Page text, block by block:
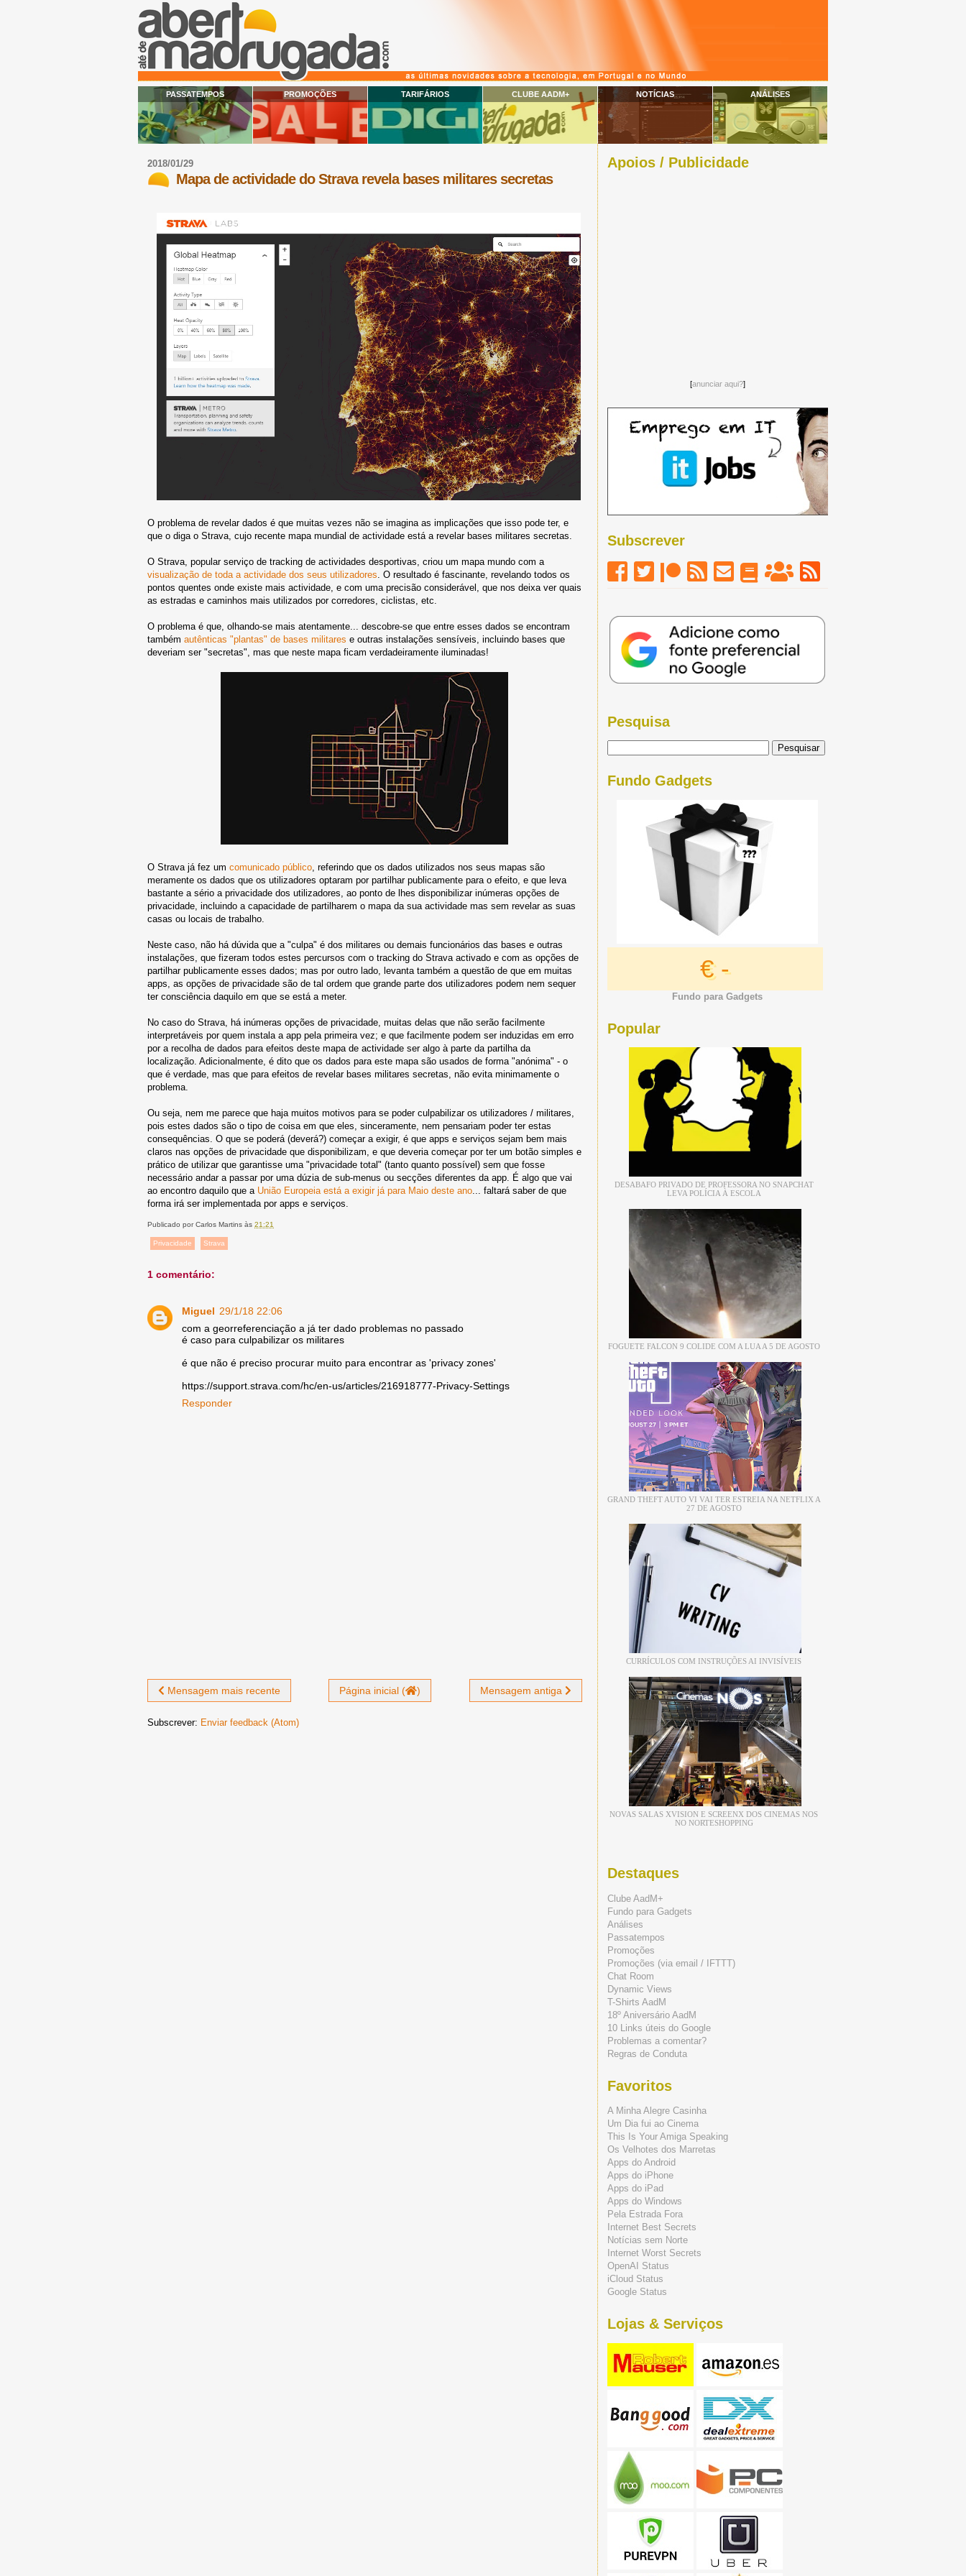
PASSATEMPOS PROMOÇÕES TARIFÁRIOS CLUBE AADM+ NOTÍCIAS ANÁLISES
2018/01/29
Mapa de actividade do Strava revela bases militares secretas
O problema de revelar dados é que muitas vezes não se imagina as implicações que isso pode ter, e
que o diga o Strava, cujo recente mapa mundial de actividade está a revelar bases militares secretas.
O Strava, popular serviço de tracking de actividades desportivas, criou um mapa mundo com a
visualização de toda a actividade dos seus utilizadores . O resultado é fascinante, revelando todos os
pontos quentes onde existe mais actividade, e com uma precisão considerável, que nos deixa ver quais
as estradas e caminhos mais utilizados por corredores, ciclistas, etc.
O problema é que, olhando-se mais atentamente... descobre-se que entre esses dados se encontram
também autênticas "plantas" de bases militares e outras instalações sensíveis, incluindo bases que
deveriam ser "secretas", mas que neste mapa ficam verdadeiramente iluminadas!
O Strava já fez um comunicado público , referindo que os dados utilizados nos seus mapas são
meramente os dados que os utilizadores optaram por partilhar publicamente para o efeito, e que leva
bastante a sério a privacidade dos utilizadores, ao ponto de lhes disponibilizar inúmeras opções de
privacidade, incluindo a capacidade de partilharem o mapa da sua actividade mas sem revelar as suas
casas ou locais de trabalho.
Neste caso, não há dúvida que a "culpa" é dos militares ou demais funcionários das bases e outras
instalações, que fizeram todos estes percursos com o tracking do Strava activado e com as opções de
partilhar publicamente esses dados; mas por outro lado, levanta também a questão de que em muitas
apps, as opções de privacidade são de tal ordem que grande parte dos utilizadores podem nem sequer
ter consciência daquilo em que se está a meter.
No caso do Strava, há inúmeras opções de privacidade, muitas delas que não serão facilmente
interpretáveis por quem instala a app pela primeira vez; e que facilmente podem ser induzidas em erro
por a recolha de dados para efeitos deste mapa de actividade ser algo à parte da partilha da
localização. Adicionalmente, é dito que os dados para este mapa são usados de forma "anónima" - o
que é verdade, mas que para efeitos de revelar bases militares secretas, não evita minimamente o
problema.
Ou seja, nem me parece que haja muitos motivos para se poder culpabilizar os utilizadores / militares,
pois estes dados são o tipo de coisa em que eles, sinceramente, nem pensariam poder ter estas
consequências. O que se poderá (deverá?) começar a exigir, é que apps e serviços sejam bem mais
claros nas opções de privacidade que disponibilizam, e que deveria começar por ter um botão simples e
prático de utilizar que garantisse uma "privacidade total" (tanto quanto possível) sem que fosse
necessário andar a passar por uma dúzia de sub-menus ou secções diferentes da app. É algo que vai
ao encontro daquilo que a União Europeia está a exigir já para Maio deste ano ... faltará saber de que
forma irá ser implementada por apps e serviços.
Publicado porCarlos Martins às 21:21
Privacidade Strava
1 comentário:
Miguel 29/1/18 22:06
com a georreferenciação a já ter dado problemas no passado
é caso para culpabilizar os militares
é que não é preciso procurar muito para encontrar as 'privacy zones'
https://support.strava.com/hc/en-us/articles/216918777-Privacy-Settings
Responder
Mensagem mais recente Mensagem antiga
Página inicial ( )
Subscrever: Enviar feedback (Atom)
Apoios / Publicidade
[anunciar aqui?]
Subscrever
Pesquisa
Fundo Gadgets
€ -
Fundo para Gadgets
Popular
DESABAFO PRIVADO DE PROFESSORA NO SNAPCHAT
LEVA POLÍCIA À ESCOLA
FOGUETE FALCON 9 COLIDE COM A LUA A 5 DE AGOSTO
GRAND THEFT AUTO VI VAI TER ESTREIA NA NETFLIX A
27 DE AGOSTO
CURRÍCULOS COM INSTRUÇÕES AI INVISÍVEIS
NOVAS SALAS XVISION E SCREENX DOS CINEMAS NOS
NO NORTESHOPPING
Destaques
Clube AadM+
Fundo para Gadgets
Análises
Passatempos
Promoções
Promoções (via email / IFTTT)
Chat Room
Dynamic Views
T-Shirts AadM
18º Aniversário AadM
10 Links úteis do Google
Problemas a comentar?
Regras de Conduta
Favoritos
A Minha Alegre Casinha
Um Dia fui ao Cinema
This Is Your Amiga Speaking
Os Velhotes dos Marretas
Apps do Android
Apps do iPhone
Apps do iPad
Apps do Windows
Pela Estrada Fora
Internet Best Secrets
Notícias sem Norte
Internet Worst Secrets
OpenAI Status
iCloud Status
Google Status
Lojas & Serviços